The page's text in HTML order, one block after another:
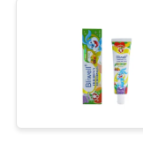
Pulver